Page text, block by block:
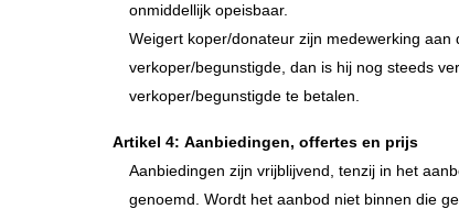
onmiddellijk opeisbaar.
Weigert koper/donateur zijn medewerking
verkoper/begunstigde, dan is hij nog steeds
verkoper/begunstigde te betalen.
Artikel 4: Aanbiedingen, offertes en prijs
Aanbiedingen zijn vrijblijvend, tenzij in het
genoemd. Wordt het aanbod niet binnen die